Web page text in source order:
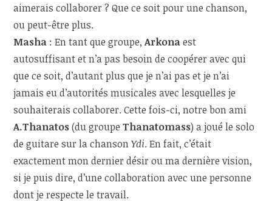
aimerais collaborer ? Que ce soit pour une chanson,
ou peut-être plus.
Masha : En tant que groupe,Arkonaest
autosuffisant et n’a pas besoin de coopérer avec qui
que ce soit, d’autant plus que je n’ai pas et je n’ai
jamais eu d’autorités musicales avec lesquelles je
souhaiterais collaborer. Cette fois-ci, notre bon ami
A.Thanatos(du groupeThanatomass) a joué le solo
de guitare sur la chansonYdi. En fait, c’était
exactement mon dernier désir ou ma dernière vision,
si je puis dire, d’une collaboration avec une personne
dont je respecte le travail.